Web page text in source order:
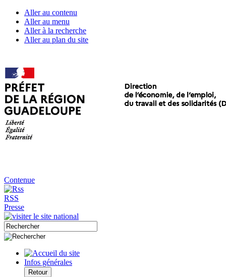
Aller au contenu
Aller au menu
Aller à la recherche
Aller au plan du site
Contenue
RSS
Presse
Infos générales
Retour